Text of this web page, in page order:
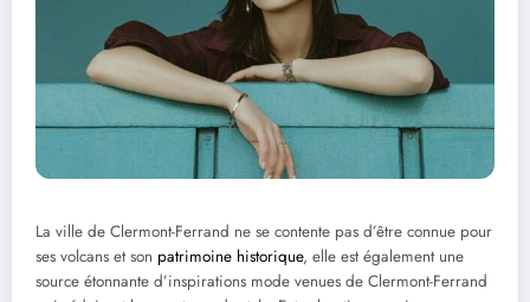
La ville de Clermont-Ferrand ne se contente pas d’être connue pour
ses volcans et son patrimoine historique, elle est également une
source étonnante d’inspirations mode venues de Clermont-Ferrand